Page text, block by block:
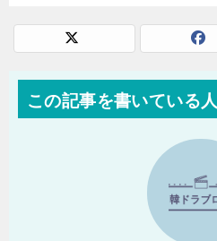
この記事を書いている人